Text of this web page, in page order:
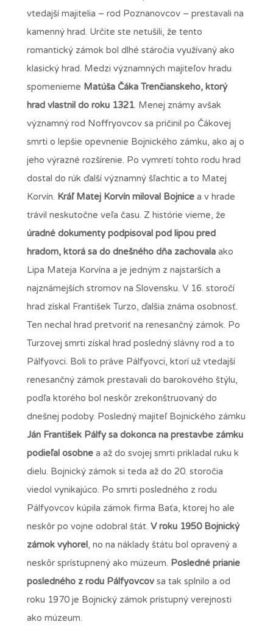
vtedajší majitelia – rod Poznanovcov – prestavali na
kamenný hrad. Určite ste netušili, že tento
romantický zámok bol dlhé stáročia využívaný ako
klasický hrad. Medzi významných majiteľov hradu
spomenieme Matúša Čáka Trenčianskeho, ktorý
hrad vlastnil do roku 1321. Menej známy avšak
významný rod Noffryovcov sa pričinil po Čákovej
smrti o lepšie opevnenie Bojnického zámku, ako aj o
jeho výrazné rozšírenie. Po vymretí tohto rodu hrad
dostal do rúk ďalší významný šľachtic a to Matej
Korvín. Kráľ Matej Korvín miloval Bojnice a v hrade
trávil neskutočne veľa času. Z histórie vieme, že
úradné dokumenty podpisoval pod lipou pred
hradom, ktorá sa do dnešného dňa zachovala ako
Lipa Mateja Korvína a je jedným z najstarších a
najznámejších stromov na Slovensku. V 16. storočí
hrad získal František Turzo, ďalšia známa osobnosť.
Ten nechal hrad pretvoriť na renesančný zámok. Po
Turzovej smrti získal hrad posledný slávny rod a to
Pálfyovci. Boli to práve Pálfyovci, ktorí už vtedajší
renesančný zámok prestavali do barokového štýlu,
podľa ktorého bol neskôr zrekonštruovaný do
dnešnej podoby. Posledný majiteľ Bojnického zámku
Ján František Pálfy sa dokonca na prestavbe zámku
podieľal osobne a až do svojej smrti prikladal ruku k
dielu. Bojnický zámok si teda až do 20. storočia
viedol vynikajúco. Po smrti posledného z rodu
Pálfyovcov kúpila zámok firma Baťa, ktorej ho ale
neskôr po vojne odobral štát. V roku 1950 Bojnický
zámok vyhorel, no na náklady štátu bol opravený a
neskôr sprístupnený ako múzeum. Posledné prianie
posledného z rodu Pálfyovcov sa tak splnilo a od
roku 1970 je Bojnický zámok prístupný verejnosti
ako múzeum.